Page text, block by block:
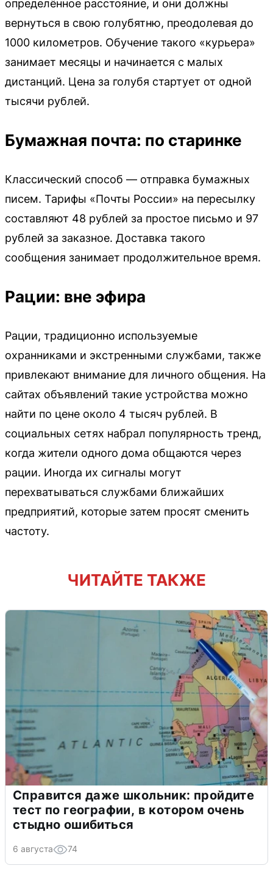
определённое расстояние, и они должны
вернуться в свою голубятню, преодолевая до
1000 километров. Обучение такого «курьера»
занимает месяцы и начинается с малых
дистанций. Цена за голубя стартует от одной
тысячи рублей.
Бумажная почта: по старинке
Классический способ — отправка бумажных
писем. Тарифы «Почты России» на пересылку
составляют 48 рублей за простое письмо и 97
рублей за заказное. Доставка такого
сообщения занимает продолжительное время.
Рации: вне эфира
Рации, традиционно используемые
охранниками и экстренными службами, также
привлекают внимание для личного общения. На
сайтах объявлений такие устройства можно
найти по цене около 4 тысяч рублей. В
социальных сетях набрал популярность тренд,
когда жители одного дома общаются через
рации. Иногда их сигналы могут
перехватываться службами ближайших
предприятий, которые затем просят сменить
частоту.
ЧИТАЙТЕ ТАКЖЕ
Справится даже школьник: пройдите
тест по географии, в котором очень
стыдно ошибиться
6 августа 74